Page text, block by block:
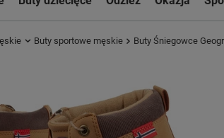
Buty sportowe męskie Buty Śniegowce